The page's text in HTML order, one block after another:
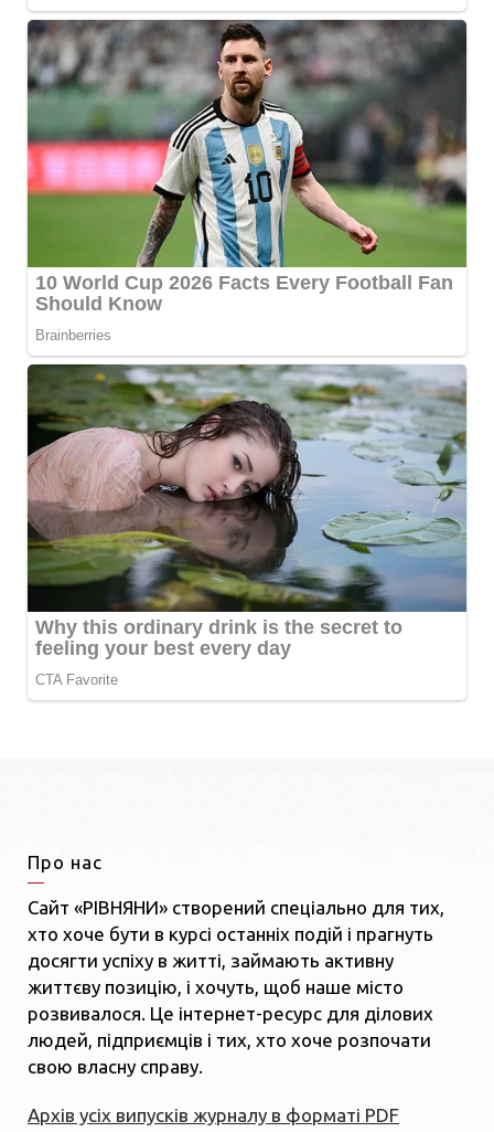
Про нас
Сайт «РІВНЯНИ» створений спеціально для тих,
хто хоче бути в курсі останніх подій і прагнуть
досягти успіху в житті, займають активну
життєву позицію, і хочуть, щоб наше місто
розвивалося. Це інтернет-ресурс для ділових
людей, підприємців і тих, хто хоче розпочати
свою власну справу.
Архів усіх випусків журналу в форматі PDF